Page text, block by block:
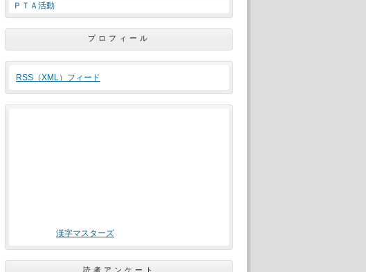
ＰＴＡ活動
プロフィール
RSS（XML）フィード
漢字マスターズ
読者アンケート